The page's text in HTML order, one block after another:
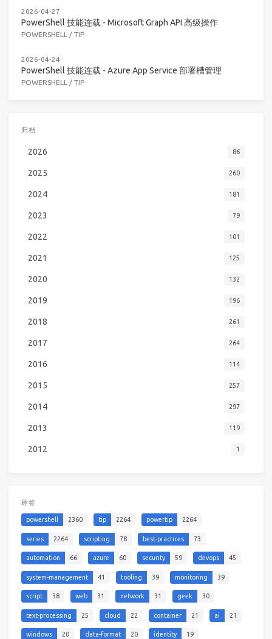
2026-04-27
PowerShell 技能连载 - Microsoft Graph API 高级操作
POWERSHELL / TIP
2026-04-24
PowerShell 技能连载 - Azure App Service 部署槽管理
POWERSHELL / TIP
归档
2026 86
2025 260
2024 181
2023 79
2022 101
2021 125
2020 132
2019 196
2018 261
2017 264
2016 114
2015 257
2014 297
2013 119
2012 1
标签
powershell 2360 tip 2264 powertip 2264
series 2264 scripting 78 best-practices 73
automation 66 azure 60 security 59 devops 45
system-management 41 tooling 39 monitoring 39
script 38 web 31 network 31 geek 30
text-processing 25 cloud 22 container 21 ai 21
windows 20 data-format 20 identity 19